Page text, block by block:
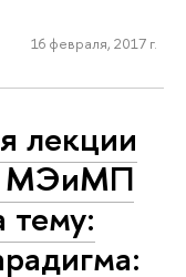
16 февраля, 2017 г.
лекции
МЭиМП
тему: